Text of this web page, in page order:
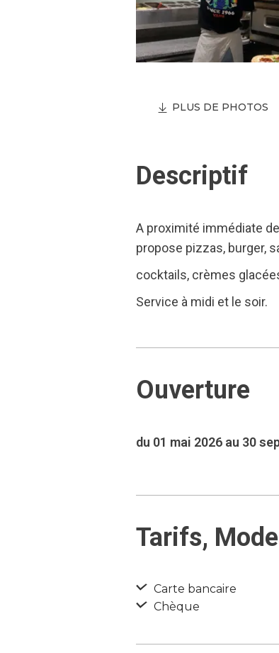
PLUS DE PHOTOS
Descriptif
A proximité immédiate
propose pizzas, burger,
cocktails, crèmes
Service à midi et le soir.
Ouverture
du 01 mai 2026 au 30
Tarifs,
Carte bancaire
Chèque